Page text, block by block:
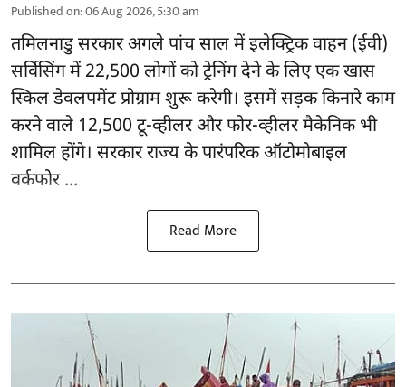
Published on:06 Aug 2026, 5:30 am
तमिलनाडु सरकारअगले पांच साल में इलेक्ट्रिक वाहन (ईवी)
सर्विसिंग में 22,500 लोगों को ट्रेनिंग देने के लिए एक खास
स्किल डेवलपमेंट प्रोग्राम शुरू करेगी। इसमें सड़क किनारे काम
करने वाले 12,500 टू-व्हीलर और फोर-व्हीलर मैकेनिक भी
शामिल होंगे। सरकार राज्य के पारंपरिक ऑटोमोबाइल
वर्कफोर ...
Read More